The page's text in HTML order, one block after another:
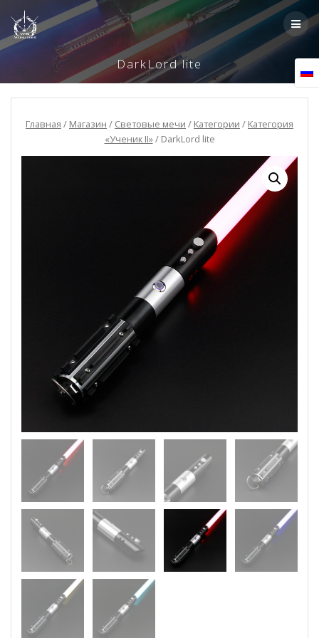
Skip
to
content
DarkLord lite
Главная / Магазин / Световые мечи / Категории / Категория
«Ученик II»/ DarkLord lite